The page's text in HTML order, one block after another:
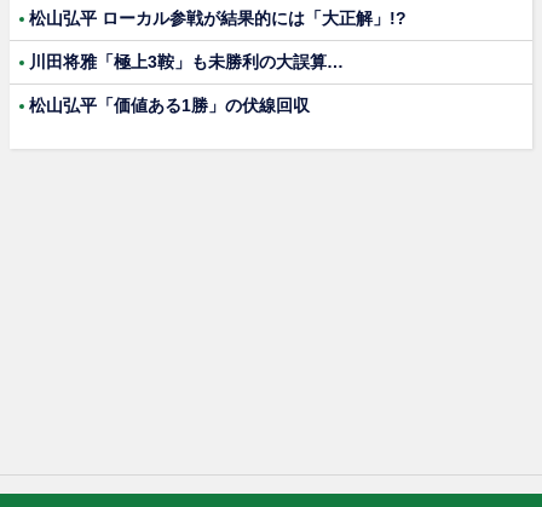
松山弘平 ローカル参戦が結果的には「大正解」!?
川田将雅「極上3鞍」も未勝利の大誤算…
松山弘平「価値ある1勝」の伏線回収